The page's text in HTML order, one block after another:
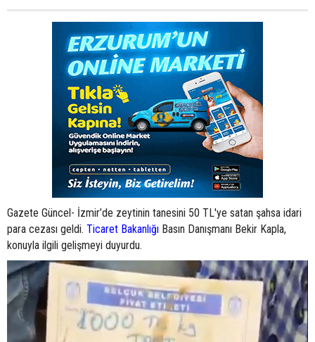
Gazete Güncel- İzmir’de zeytinin tanesini 50 TL'ye satan şahsa idari
para cezası geldi. Ticaret Bakanlığı Basın Danışmanı Bekir Kapla,
konuyla ilgili gelişmeyi duyurdu.